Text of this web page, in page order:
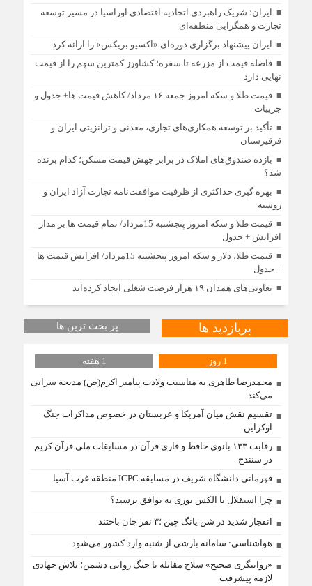
ایران؛ شریک راهبردی اتحادیه اقتصادی اوراسیا در مسیر توسعه
تجارت و همگرایی منطقه‌ای
ایران پیشنهاد برگزاری دوره‌ای «اکسپو بریکس» را ارائه کرد
فاصله قیمت از مزرعه تا سفره؛ کشاورز کمترین سهم را از قیمت
نهایی دارد
قیمت طلا و سکه امروز جمعه ۱۶ مرداد/ کاهش قیمت ها+ جدول و
جزییات
تأکید بر توسعه همکاری‌های تجاری، معدنی و ترانزیتی ایران و
قرقیزستان
بازده صندوق‌های املاک در برابر جهش قیمت مسکن؛ کدام برنده
شد؟
بهره گیری حداکثری از ظرفیت موافقت‌نامه تجارت آزاد ایران و
روسیه
قیمت طلا و سکه امروز پنجشنبه 15مرداد/ تمام قیمت ها بر مدار
افزایش + جدول
قیمت طلا، دلار و سکه امروز پنجشنبه 15مرداد/ افزایش قیمت ها
+ جدول
تعاونی‌های همدان ۱۹ هزار فرصت شغلی ایجاد کرده‌اند
پربازدید ها پر بحث ترین ها
1 روز
1 هفته
محمدرضا طاهری به مناسبت ولادت پیامبر اکرم(ص) مدیحه سرایی
می‌کند
تقسیم نقش میان آمریکا و عربستان در خصوص مذاکرات جنگ
اوکراین
رقابت ۱۳۳ بانوی حافظ و قاری قرآن در مسابقات ملی قرآن کریم
در سنندج
قهرمانی دانشگاه شریف در مسابقه ICPC منطقه غرب آسیا
چرا استقلال با الکس نوری به توافق نرسید؟
انفجار شدید در شن یانگ چین ؛۳ نفر جان باختند
هواشناسی: سامانه بارشی از شنبه وارد کشور می‌شود
«روایتگری صحیح» سلاح مقابله با جنگ روایی دشمن؛ تلاش جهادی
لازمه پیشرفت